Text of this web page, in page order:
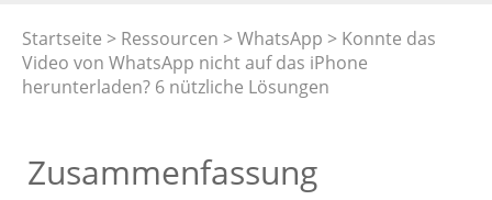
Startseite > Ressourcen >WhatsApp > Konnte das
Video von WhatsApp nicht auf das iPhone
herunterladen? 6 nützliche Lösungen
Zusammenfassung